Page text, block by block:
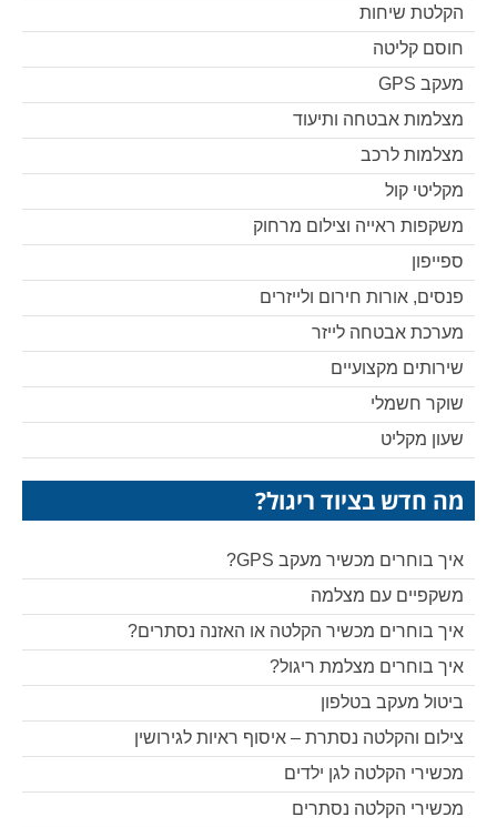
הקלטת שיחות
חוסם קליטה
מעקב GPS
מצלמות אבטחה ותיעוד
מצלמות לרכב
מקליטי קול
משקפות ראייה וצילום מרחוק
ספייפון
פנסים, אורות חירום ולייזרים
מערכת אבטחה לייזר
שירותים מקצועיים
שוקר חשמלי
שעון מקליט
מה חדש בציוד ריגול?
איך בוחרים מכשיר מעקב GPS?
משקפיים עם מצלמה
איך בוחרים מכשיר הקלטה או האזנה נסתרים?
איך בוחרים מצלמת ריגול?
ביטול מעקב בטלפון
צילום והקלטה נסתרת – איסוף ראיות לגירושין
מכשירי הקלטה לגן ילדים
מכשירי הקלטה נסתרים